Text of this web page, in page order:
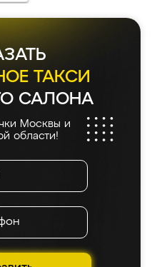
ТАКСИ
САЛОНА
Москвы и
области!